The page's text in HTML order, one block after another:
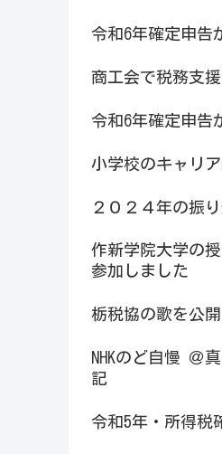
令和6年確定申告
商工会で税務支
令和6年確定申告
小学校のキャリ
２０２４年の振
作新学院大学の
参加しました
栃税協の歌を公
NHKのど自慢 ＠
記
令和5年・所得税